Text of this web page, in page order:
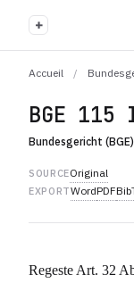
+
Accueil /
BGE 115
Bundesgericht (BGE)
SOURCEOriginal
EXPORTWordPDF
Regeste Art. 32